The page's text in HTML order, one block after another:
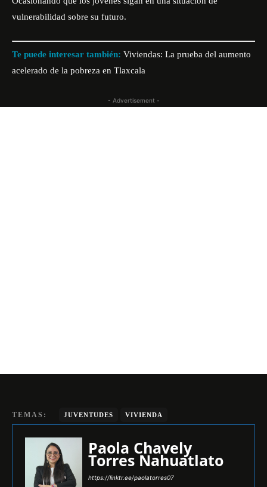
vulnerabilidad sobre su futuro.
Te puede interesar también: Viviendas: La prueba del aumento
acelerado de la pobreza en Tlaxcala
- Advertisement -
TEMAS: JUVENTUDES VIVIENDA
Paola Chavely
Torres Nahuatlato
https://linktr.ee/paolatorres07